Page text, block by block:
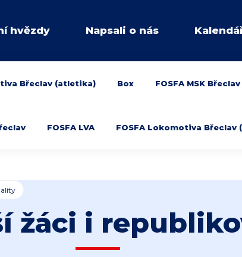
hvězdy Napsali o nás
Břeclav (atletika) Box FOSFA MSK Břeclav
FOSFA LVA FOSFA Lokomotiva Břeclav
žáci i